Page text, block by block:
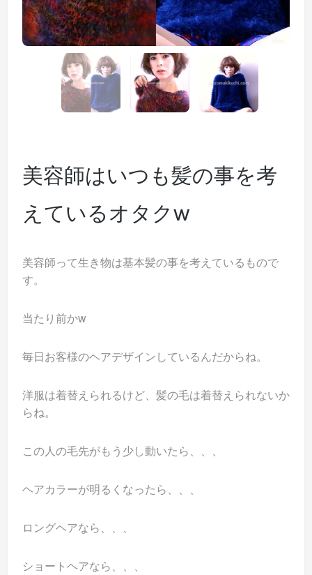
美容師はいつも髪の事を考
えているオタクw
美容師って生き物は基本髪の事を考えているもので
す。
当たり前かw
毎日お客様のヘアデザインしているんだからね。
洋服は着替えられるけど、髪の毛は着替えられないか
らね。
この人の毛先がもう少し動いたら、、、
ヘアカラーが明るくなったら、、、
ロングヘアなら、、、
ショートヘアなら、、、